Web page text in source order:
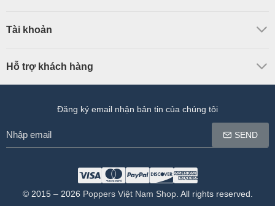
Tài khoản
Hỗ trợ khách hàng
Đăng ký email nhận bản tin của chúng tôi
email
SEND
© 2015 – 2026 Poppers Việt Nam Shop. All rights reserved.